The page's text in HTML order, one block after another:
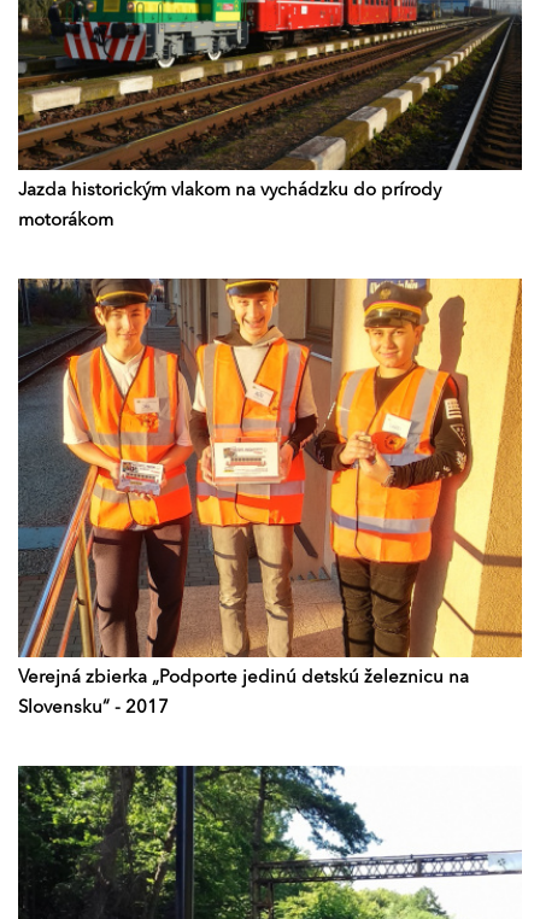
Jazda historickým vlakom na vychádzku do prírody
motorákom
Verejná zbierka „Podporte jedinú detskú železnicu na
Slovensku“ - 2017